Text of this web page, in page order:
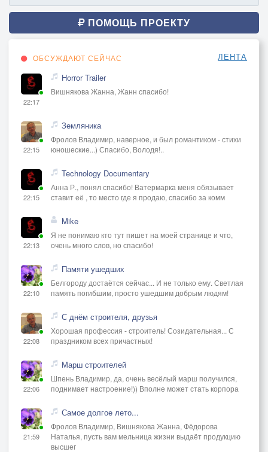
В ЖИЗНИ НА КРАЮ
ЧЕРЕЗ ПРОПАСТЬ АНГЕЛ
ЕСЛИ АЛЛИЛУЙЯ ДУХ
СВЕТ ХРИСТОВЫЙ СЕРДЦЕ
ОБРЕТЁТ
ЗОВЁТ………….. В ПОЛЁТ
ГДЕ ТЫ….. ГДЕ ТЫ…… ПРОИГРЫШ - НА КРАЮ
ВРЕМЁН
ПОМОЩЬ ПРОЕКТУ
ОБСУЖДАЮТ СЕЙЧАС ЛЕНТА
22:17
Horror Trailer
Вишнякова Жанна, Жанн спасибо!
22:15
Земляника
Фролов Владимир, наверное, и был романтиком - стихи
юношеские...) Спасибо, Володя!..
22:15
Technology Documentary
Анна Р., понял спасибо! Ватермарка меня обязывает
ставит её , то место где я продаю, спасибо за комм
22:13
Mike
Я не понимаю кто тут пишет на моей странице и что,
очень много слов, но спасибо!
22:10
Памяти ушедших
Белгороду достаётся сейчас... И не только ему. Светлая
память погибшим, просто ушедшим добрым людям!
22:08
С днём строителя, друзья
Хорошая профессия - строитель! Созидательная... С
праздником всех причастных!
22:06
Марш строителей
Шпень Владимир, да, очень весёлый марш получился,
поднимает настроение!)) Вполне может стать корпора
21:59
Самое долгое лето...
Фролов Владимир, Вишнякова Жанна, Фёдорова
Наталья, пусть вам мельница жизни выдаёт продукцию
высшег